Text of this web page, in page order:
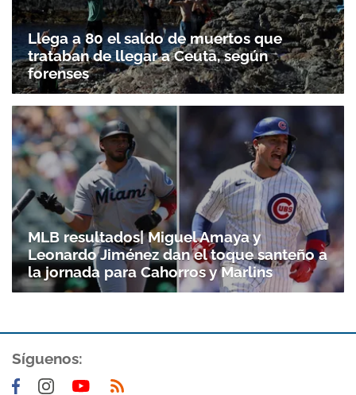
Llega a 80 el saldo de muertos que
trataban de llegar a Ceuta, según
forenses
MLB resultados| Miguel Amaya y
Leonardo Jiménez dan el toque santeño a
la jornada para Cahorros y Marlins
Síguenos: